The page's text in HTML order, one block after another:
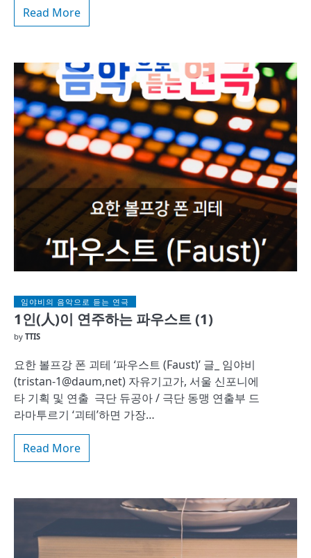
Read More
임야비의 음악으로 듣는 연극
1인(人)이 연주하는 파우스트 (1)
by TTIS
요한 볼프강 폰 괴테 ‘파우스트 (Faust)’ 글_ 임야비
(tristan-1@daum,net) 자유기고가, 서울 신포니에
타 기획 및 연출 극단 듀공아 / 극단 동맹 연출부 드
라마투르기 ‘괴테’하면 가장…
Read More